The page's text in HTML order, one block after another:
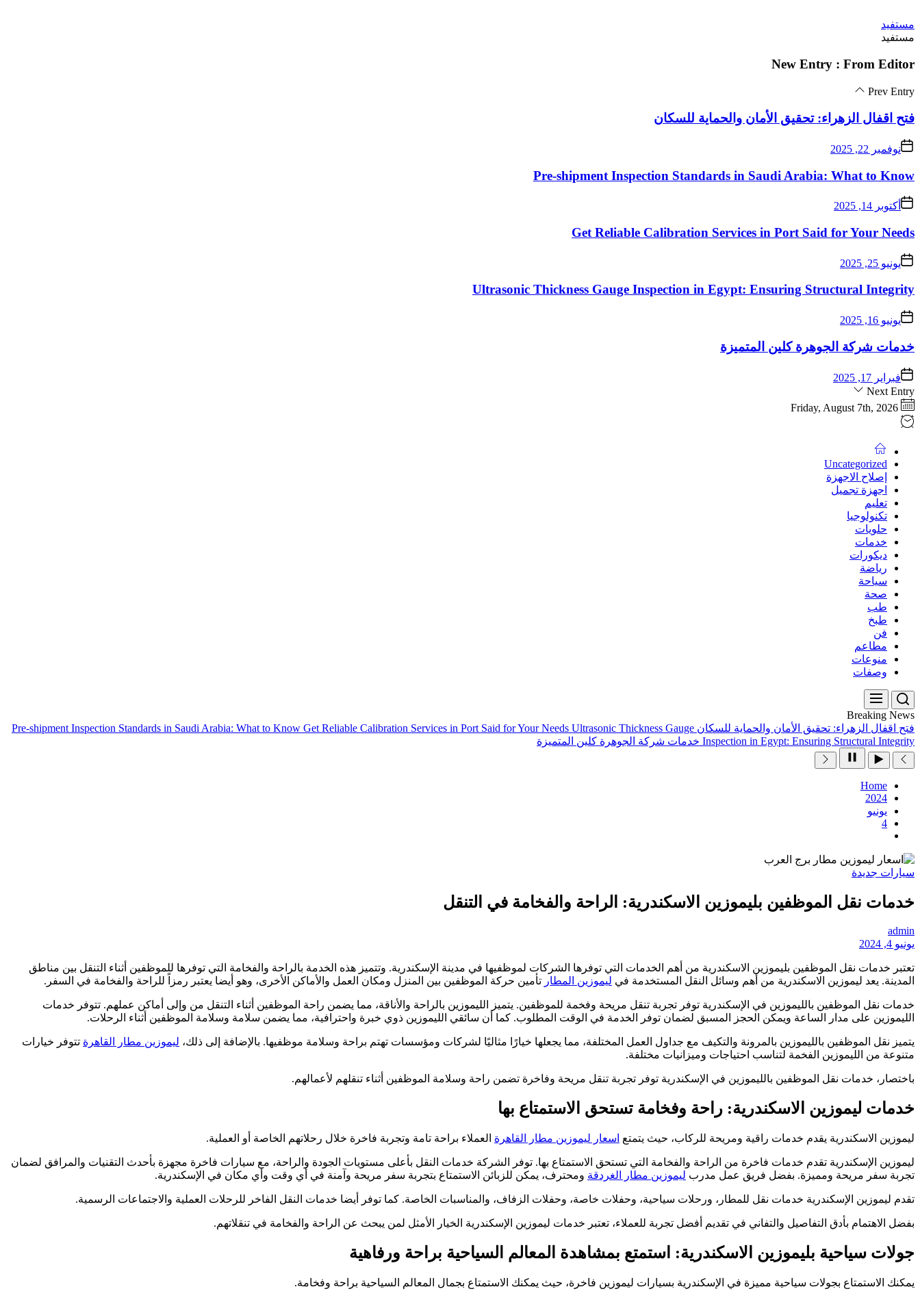
Skip
to
content
مستفيد
مستفيد
New Entry : From Editor
Prev Entry
فتح اقفال الزهراء: تحقيق الأمان والحماية للسكان
نوفمبر 22, 2025
Pre-shipment Inspection Standards in Saudi Arabia: What to Know
أكتوبر 14, 2025
Get Reliable Calibration Services in Port Said for Your Needs
يونيو 25, 2025
Ultrasonic Thickness Gauge Inspection in Egypt: Ensuring Structural Integrity
يونيو 16, 2025
خدمات شركة الجوهرة كلين المتميزة
فبراير 17, 2025
Next Entry
Friday, August 7th, 2026
Uncategorized
إصلاح الاجهزة
اجهزة تجميل
تعليم
تكنولوجيا
حلويات
خدمات
ديكورات
رياضة
سياحة
صحة
طب
طبخ
فن
مطاعم
منوعات
وصفات
Breaking News
فتح اقفال الزهراء: تحقيق الأمان والحماية للسكان
Pre-shipment Inspection Standards in Saudi Arabia: What to Know Get Reliable Calibration Services in Port Said for Your Needs Ultrasonic Thickness Gauge
Inspection in Egypt: Ensuring Structural Integrity خدمات شركة الجوهرة كلين المتميزة
Home
2024
يونيو
4
سيارات جديدة
خدمات نقل الموظفين بليموزين الاسكندرية: الراحة والفخامة في التنقل
admin
يونيو 4, 2024
تعتبر خدمات نقل الموظفين بليموزين الاسكندرية من أهم الخدمات التي توفرها الشركات لموظفيها في مدينة الإسكندرية. وتتميز هذه الخدمة بالراحة والفخامة التي توفرها للموظفين أثناء التنقل بين مناطق
المدينة. يعد ليموزين الاسكندرية من أهم وسائل النقل المستخدمة في ليموزين المطار تأمين حركة الموظفين بين المنزل ومكان العمل والأماكن الأخرى، وهو أيضا يعتبر رمزاً للراحة والفخامة في السفر.
خدمات نقل الموظفين بالليموزين في الإسكندرية توفر تجربة تنقل مريحة وفخمة للموظفين. يتميز الليموزين بالراحة والأناقة، مما يضمن راحة الموظفين أثناء التنقل من وإلى أماكن عملهم. تتوفر خدمات
الليموزين على مدار الساعة ويمكن الحجز المسبق لضمان توفر الخدمة في الوقت المطلوب. كما أن سائقي الليموزين ذوي خبرة واحترافية، مما يضمن سلامة وسلامة الموظفين أثناء الرحلات.
يتميز نقل الموظفين بالليموزين بالمرونة والتكيف مع جداول العمل المختلفة، مما يجعلها خيارًا مثاليًا لشركات ومؤسسات تهتم براحة وسلامة موظفيها. بالإضافة إلى ذلك، ليموزين مطار القاهرة تتوفر خيارات
متنوعة من الليموزين الفخمة لتناسب احتياجات وميزانيات مختلفة.
باختصار، خدمات نقل الموظفين بالليموزين في الإسكندرية توفر تجربة تنقل مريحة وفاخرة تضمن راحة وسلامة الموظفين أثناء تنقلهم لأعمالهم.
خدمات ليموزين الاسكندرية: راحة وفخامة تستحق الاستمتاع بها
ليموزين الاسكندرية يقدم خدمات راقية ومريحة للركاب، حيث يتمتع اسعار ليموزين مطار القاهرة العملاء براحة تامة وتجربة فاخرة خلال رحلاتهم الخاصة أو العملية.
ليموزين الإسكندرية تقدم خدمات فاخرة من الراحة والفخامة التي تستحق الاستمتاع بها. توفر الشركة خدمات النقل بأعلى مستويات الجودة والراحة، مع سيارات فاخرة مجهزة بأحدث التقنيات والمرافق لضمان
تجربة سفر مريحة ومميزة. بفضل فريق عمل مدرب ليموزين مطار الغردقة ومحترف، يمكن للزبائن الاستمتاع بتجربة سفر مريحة وآمنة في أي وقت وأي مكان في الإسكندرية.
تقدم ليموزين الإسكندرية خدمات نقل للمطار، ورحلات سياحية، وحفلات خاصة، وحفلات الزفاف، والمناسبات الخاصة. كما توفر أيضا خدمات النقل الفاخر للرحلات العملية والاجتماعات الرسمية.
بفضل الاهتمام بأدق التفاصيل والتفاني في تقديم أفضل تجربة للعملاء، تعتبر خدمات ليموزين الإسكندرية الخيار الأمثل لمن يبحث عن الراحة والفخامة في تنقلاتهم.
جولات سياحية بليموزين الاسكندرية: استمتع بمشاهدة المعالم السياحية براحة ورفاهية
يمكنك الاستمتاع بجولات سياحية مميزة في الإسكندرية بسيارات ليموزين فاخرة، حيث يمكنك الاستمتاع بجمال المعالم السياحية براحة وفخامة.